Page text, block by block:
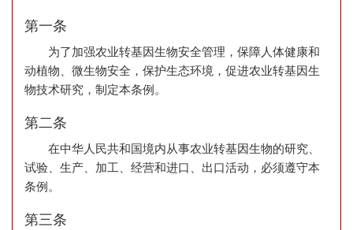
第一条
为了加强农业转基因生物安全管理，保障人体健康和
动植物、微生物安全，保护生态环境，促进农业转基因生
物技术研究，制定本条例。
第二条
在中华人民共和国境内从事农业转基因生物的研究、
试验、生产、加工、经营和进口、出口活动，必须遵守本
条例。
第三条